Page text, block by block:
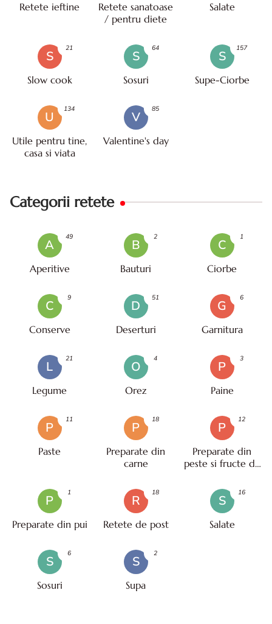
Retete ieftine
Retete sanatoase
/ pentru diete
Salate
S
Slow cook
21
S
Sosuri
64
S
Supe-Ciorbe
157
U
Utile pentru tine,
casa si viata
134
V
Valentine's day
85
Categorii retete
A
Aperitive
49
B
Bauturi
2
C
Ciorbe
1
C
Conserve
9
D
Deserturi
51
G
Garnitura
6
L
Legume
21
O
Orez
4
P
Paine
3
P
Paste
11
P
Preparate din
carne
18
P
Preparate din
peste si fructe de
12
P
Preparate din pui
1
R
Retete de post
18
S
Salate
16
S
Sosuri
6
S
Supa
2